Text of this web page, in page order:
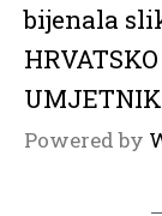
bijenala
Powered by